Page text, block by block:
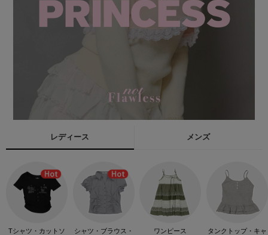
レディース メンズ
Tシャツ・カットソ
シャツ・ブラウス・
ワンピース
タンクトップ・キャ